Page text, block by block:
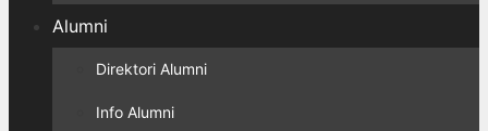
Alumni
Direktori Alumni
Info Alumni